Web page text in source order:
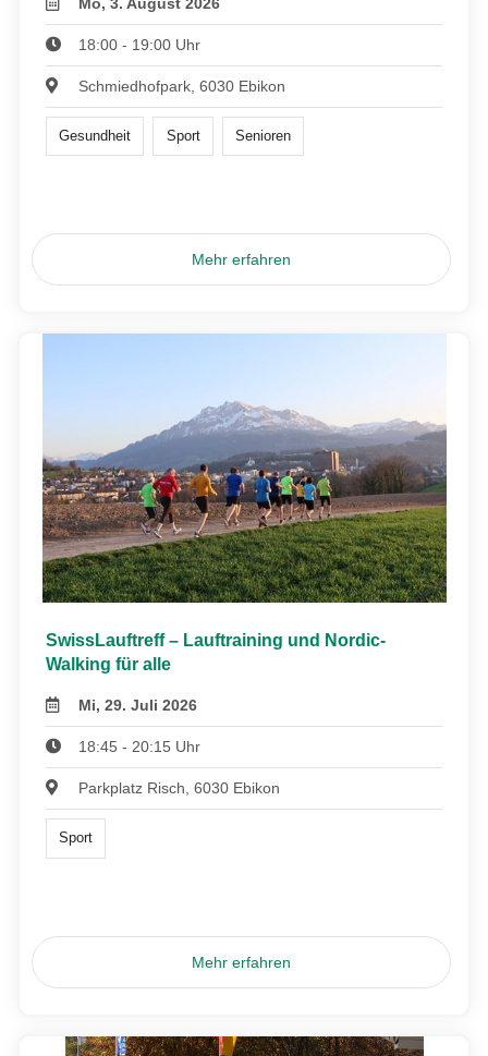
18:00 - 19:00 Uhr
Schmiedhofpark, 6030 Ebikon
Gesundheit Sport Senioren
Mehr erfahren
SwissLauftreff – Lauftraining und Nordic-
Walking für alle
Mi, 29. Juli 2026
18:45 - 20:15 Uhr
Parkplatz Risch, 6030 Ebikon
Sport
Mehr erfahren